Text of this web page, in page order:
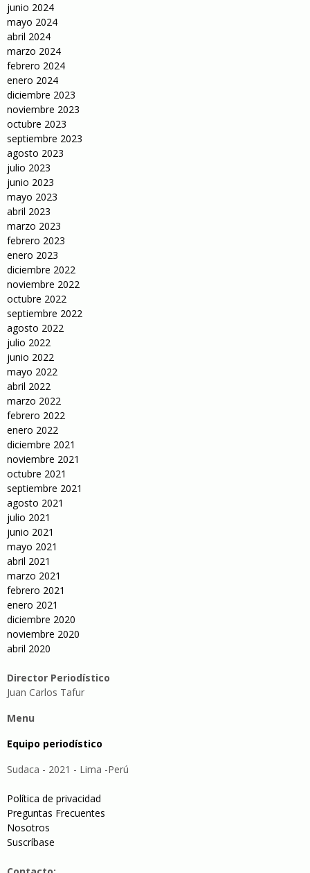
junio 2024
mayo 2024
abril 2024
marzo 2024
febrero 2024
enero 2024
diciembre 2023
noviembre 2023
octubre 2023
septiembre 2023
agosto 2023
julio 2023
junio 2023
mayo 2023
abril 2023
marzo 2023
febrero 2023
enero 2023
diciembre 2022
noviembre 2022
octubre 2022
septiembre 2022
agosto 2022
julio 2022
junio 2022
mayo 2022
abril 2022
marzo 2022
febrero 2022
enero 2022
diciembre 2021
noviembre 2021
octubre 2021
septiembre 2021
agosto 2021
julio 2021
junio 2021
mayo 2021
abril 2021
marzo 2021
febrero 2021
enero 2021
diciembre 2020
noviembre 2020
abril 2020
Director Periodístico
Juan Carlos Tafur
Menu
Equipo periodístico
Sudaca - 2021 - Lima -Perú
Política de privacidad
Preguntas Frecuentes
Nosotros
Suscríbase